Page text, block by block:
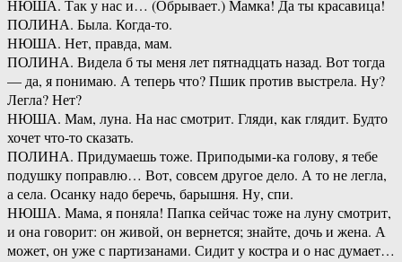
НЮША. Так у нас и… (Обрывает.) Мамка! Да ты красавица!
ПОЛИНА. Была. Когда-то.
НЮША. Нет, правда, мам.
ПОЛИНА. Видела б ты меня лет пятнадцать назад. Вот тогда
— да, я понимаю. А теперь что? Пшик против выстрела. Ну?
Легла? Нет?
НЮША. Мам, луна. На нас смотрит. Гляди, как глядит. Будто
хочет что-то сказать.
ПОЛИНА. Придумаешь тоже. Приподыми-ка голову, я тебе
подушку поправлю… Вот, совсем другое дело. А то не легла,
а села. Осанку надо беречь, барышня. Ну, спи.
НЮША. Мама, я поняла! Папка сейчас тоже на луну смотрит,
и она говорит: он живой, он вернется; знайте, дочь и жена. А
может, он уже с партизанами. Сидит у костра и о нас думает…